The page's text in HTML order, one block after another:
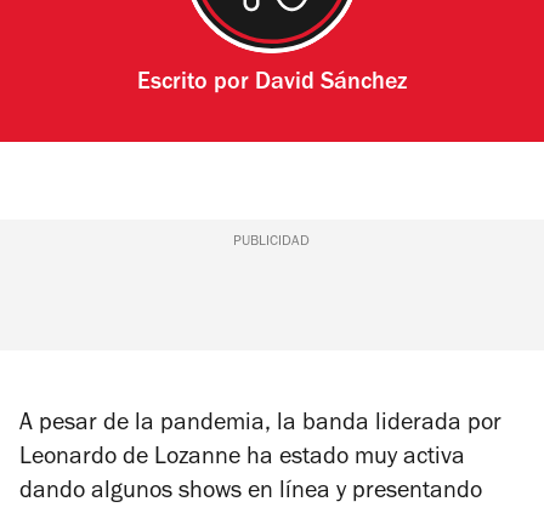
Escrito por David Sánchez
PUBLICIDAD
A pesar de la pandemia, la banda liderada por
Leonardo de Lozanne ha estado muy activa
dando algunos shows en línea y presentando